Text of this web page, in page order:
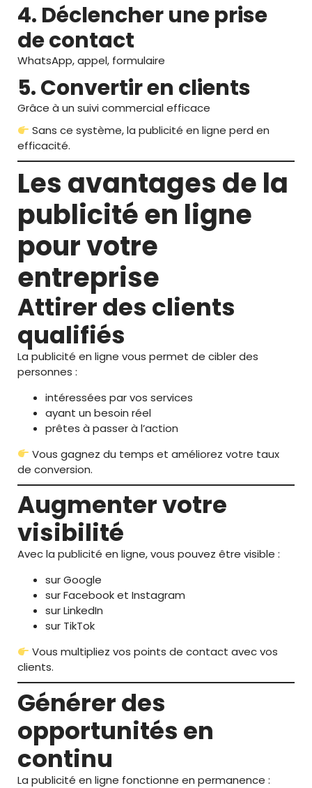
4. Déclencher une prise
de contact
WhatsApp, appel, formulaire
5. Convertir en clients
Grâce à un suivi commercial efficace
Sans ce système, la publicité en ligne perd en
efficacité.
Les avantages de la
publicité en ligne
pour votre
entreprise
Attirer des clients
qualifiés
La publicité en ligne vous permet de cibler des
personnes :
intéressées par vos services
ayant un besoin réel
prêtes à passer à l’action
Vous gagnez du temps et améliorez votre taux
de conversion.
Augmenter votre
visibilité
Avec la publicité en ligne, vous pouvez être visible :
sur Google
sur Facebook et Instagram
sur LinkedIn
sur TikTok
Vous multipliez vos points de contact avec vos
clients.
Générer des
opportunités en
continu
La publicité en ligne fonctionne en permanence :